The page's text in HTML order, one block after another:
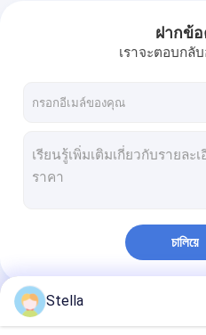
แผ่นยางกันกระแทก
อะไหล่รถยนต์
ฝากข้
เราจะตอบกลั
চালিয়ে
หมวดหมู่ของเรา
Stella